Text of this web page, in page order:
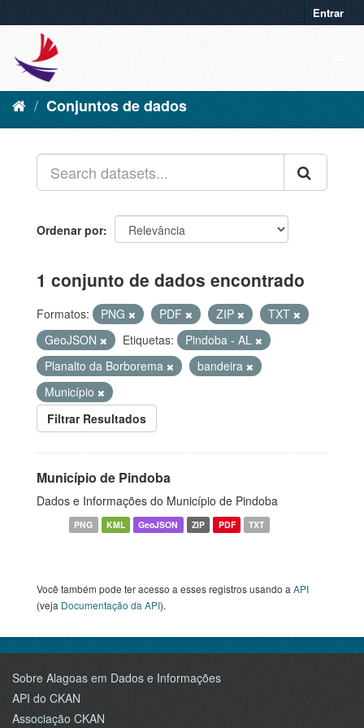
Entrar
Conjuntos de dados
Ordenar por
1 conjunto de dados encontrado
Formatos: PNG PDF ZIP
TXT
GeoJSON
Etiquetas:
Pindoba - AL
Planalto da Borborema
bandeira
Município
Filtrar Resultados
Município de Pindoba
Dados e Informações do Município de Pindoba
PNG KML GeoJSON ZIP PDF TXT
Você também pode ter acesso a esses registros usando a API
(veja Documentação da API).
Sobre Alagoas em Dados e Informações
API do CKAN
Associação CKAN